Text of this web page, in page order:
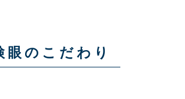
眼のこだわり